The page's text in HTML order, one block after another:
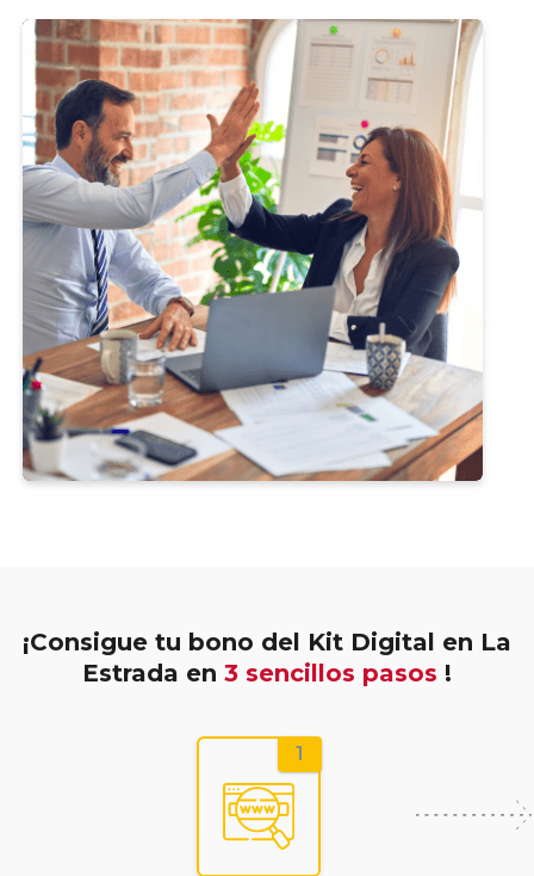
¡Consigue tu bono del Kit Digital en La
Estrada en 3 sencillos pasos !
1